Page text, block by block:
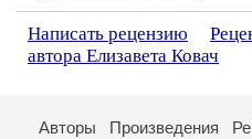
Написать рецензию
автора Елизавета Ковач
Авторы Произведения